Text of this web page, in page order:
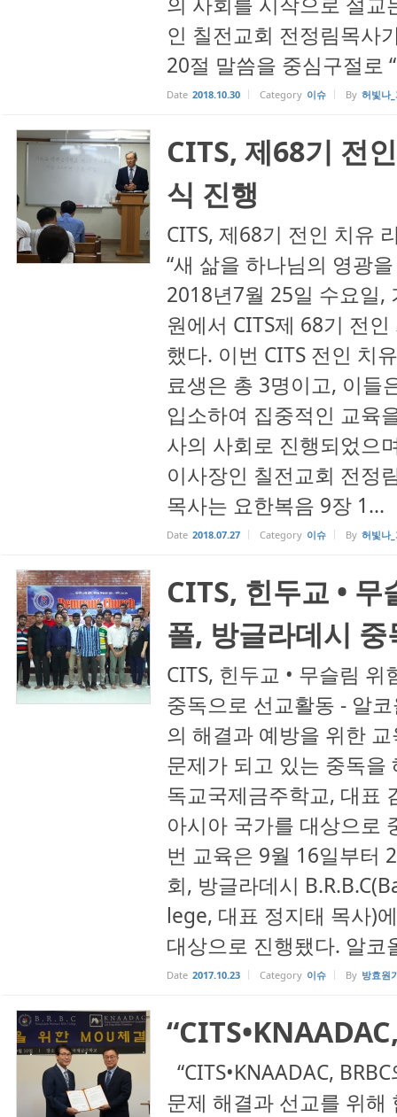
인 칠전교회 전정림목사
20절 말씀을 중심구절로
Date 2018.10.30 Category 이슈 By 허빛나
CITS, 제68기 전
식 진행
CITS, 제68기 전인 치유
“새 삶을 하나님의 영광
2018년7월 25일 수요일,
원에서 CITS제 68기 전
했다. 이번 CITS 전인 치
료생은 총 3명이고, 이들
입소하여 집중적인 교육
사의 사회로 진행되었으
이사장인 칠전교회 전정
목사는 요한복음 9장 1...
Date 2018.07.27 Category 이슈 By 허빛나
CITS, 힌두교 •
폴, 방글라데시
CITS, 힌두교 • 무슬림
중독으로 선교활동 - 알
의 해결과 예방을 위한
문제가 되고 있는 중독을
독교국제금주학교, 대표
아시아 국가를 대상으로
번 교육은 9월 16일부터
회, 방글라데시
lege, 대표 정지태 목사)
대상으로 진행됐다. 알코
Date 2017.10.23 Category 이슈 By 방효원
“CITS•KNAADAC,
문제 해결과 선교를 위